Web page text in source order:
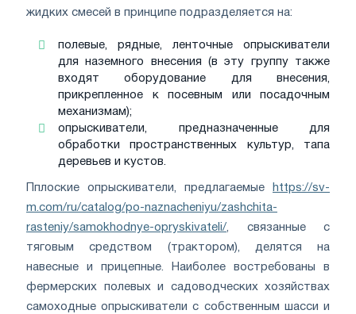
жидких смесей в принципе подразделяется на:
полевые, рядные, ленточные опрыскиватели
для наземного внесения (в эту группу также
входят оборудование для внесения,
прикрепленное к посевным или посадочным
механизмам);
опрыскиватели, предназначенные для
обработки пространственных культур, тапа
деревьев и кустов.
П​плоские опрыскиватели, предлагаемые
https://sv-
m.com/ru/catalog/po-naznacheniyu/zashchita-
rasteniy/samokhodnye-opryskivateli/, связанные с
тяговым средством (трактором), делятся на
навесные и прицепные. Наиболее востребованы в
фермерских полевых и садоводческих хозяйствах
самоходные опрыскиватели с собственным шасси и